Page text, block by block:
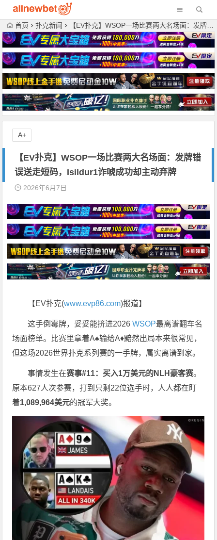
首页 扑克新闻 【EV扑克】WSOP一场比赛两大名场面：发牌错误送走短码，Isildur1诈唬成功却主动弃牌
【EV扑克】WSOP一场比赛两大名场面：发牌错
误送走短码，Isildur1诈唬成功却主动弃牌
2026年6月7日
【EV扑克(www.evp86.com)报道】
这手倒霉牌，妥妥能挤进2026WSOP最离谱翻车名
场面榜单。比赛里拿着A♠输给A♦黯然出局本来很常见，
但这场2026世界扑克系列赛的一手牌，属实离谱到家。
事情发生在赛事#11：买入1万美元的NLH豪客赛。
原本627人次参赛，打到只剩22位选手时，人人都在盯
着1,089,964美元的冠军大奖。
A+